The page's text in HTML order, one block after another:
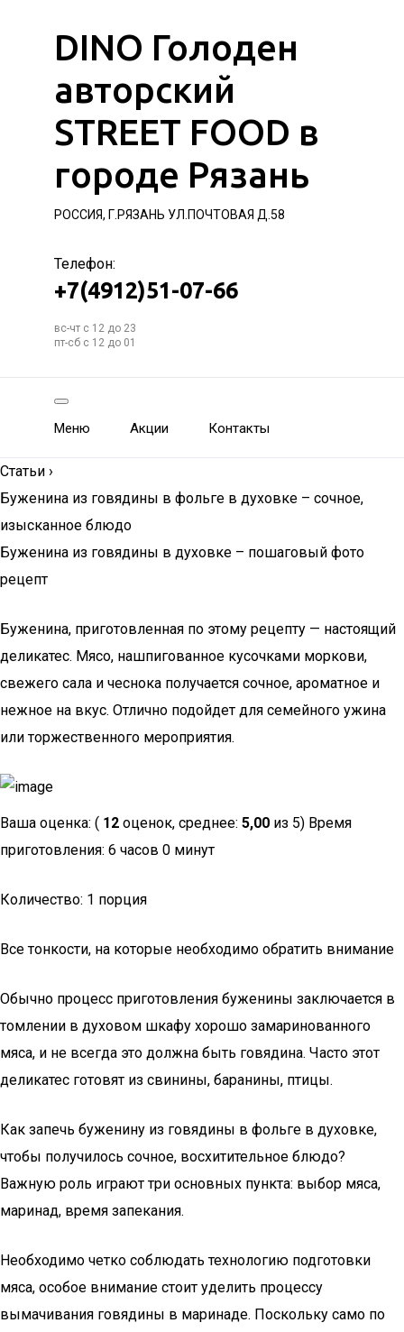
DINO Голоден
авторский
STREET FOOD в
городе Рязань
РОССИЯ, Г.РЯЗАНЬ УЛ.ПОЧТОВАЯ Д.58
Телефон:
+7(4912)51-07-66
вс-чт с 12 до 23
пт-сб с 12 до 01
Меню Акции Контакты
Статьи ›
Буженина из говядины в фольге в духовке – сочное,
изысканное блюдо
Буженина из говядины в духовке – пошаговый фото
рецепт
Буженина, приготовленная по этому рецепту — настоящий
деликатес. Мясо, нашпигованное кусочками моркови,
свежего сала и чеснока получается сочное, ароматное и
нежное на вкус. Отлично подойдет для семейного ужина
или торжественного мероприятия.
Ваша оценка: ( 12 оценок, среднее: 5,00 из 5) Время
приготовления: 6 часов 0 минут
Количество: 1 порция
Все тонкости, на которые необходимо обратить внимание
Обычно процесс приготовления буженины заключается в
томлении в духовом шкафу хорошо замаринованного
мяса, и не всегда это должна быть говядина. Часто этот
деликатес готовят из свинины, баранины, птицы.
Как запечь буженину из говядины в фольге в духовке,
чтобы получилось сочное, восхитительное блюдо?
Важную роль играют три основных пункта: выбор мяса,
маринад, время запекания.
Необходимо четко соблюдать технологию подготовки
мяса, особое внимание стоит уделить процессу
вымачивания говядины в маринаде. Поскольку само по